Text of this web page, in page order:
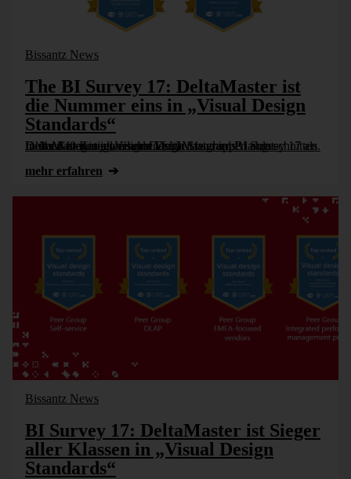
Bissantz News
The BI Survey 17: DeltaMaster ist
die Nummer eins in „Visual Design
Standards“
In über 40 Kategorien hat DeltaMaster im BI Survey 17 als führend in den jeweiligen Vergleichsgruppen abgeschnitten. In der Kategorie „Visual Design Standards“ landet DeltaMaster in allen seinen [...]
mehr erfahren
Bissantz News
BI Survey 17: DeltaMaster ist Sieger
aller Klassen in „Visual Design
Standards“